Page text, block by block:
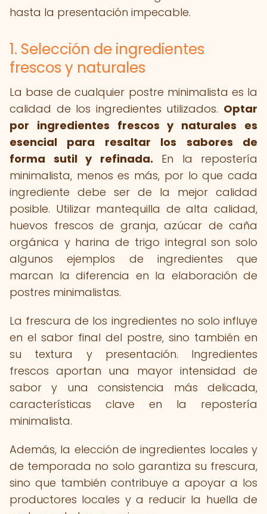
hasta la presentación impecable.
1. Selección de ingredientes
frescos y naturales
La base de cualquier postre minimalista es la
calidad de los ingredientes utilizados. Optar
por ingredientes frescos y naturales es
esencial para resaltar los sabores de
forma sutil y refinada. En la repostería
minimalista, menos es más, por lo que cada
ingrediente debe ser de la mejor calidad
posible. Utilizar mantequilla de alta calidad,
huevos frescos de granja, azúcar de caña
orgánica y harina de trigo integral son solo
algunos ejemplos de ingredientes que
marcan la diferencia en la elaboración de
postres minimalistas.
La frescura de los ingredientes no solo influye
en el sabor final del postre, sino también en
su textura y presentación. Ingredientes
frescos aportan una mayor intensidad de
sabor y una consistencia más delicada,
características clave en la repostería
minimalista.
Además, la elección de ingredientes locales y
de temporada no solo garantiza su frescura,
sino que también contribuye a apoyar a los
productores locales y a reducir la huella de